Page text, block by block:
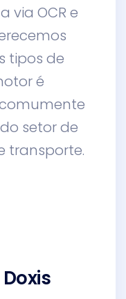
via OCR e
tipos de
é
setor de
transporte.